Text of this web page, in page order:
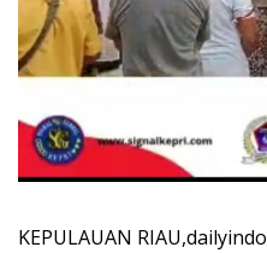
KEPULAUAN